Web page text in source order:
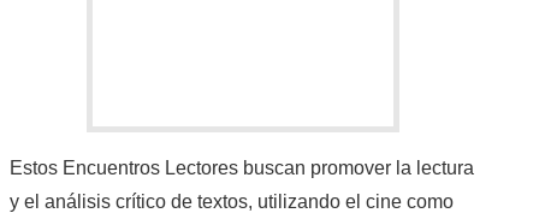
Estos Encuentros Lectores buscan promover la lectura
y el análisis crítico de textos, utilizando el cine como